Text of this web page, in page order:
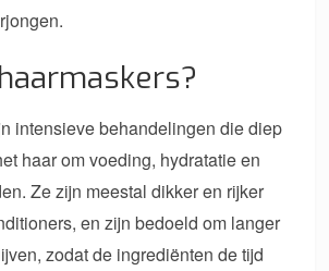
intensieve behandelingen die diep
haar om voeding, hydratatie en
Ze zijn meestal dikker en rijker
en zijn bedoeld om langer
zodat de ingrediënten de tijd